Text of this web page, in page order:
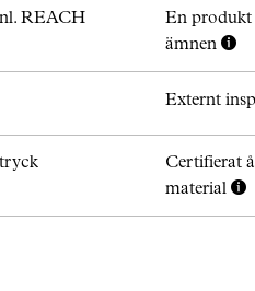
REACH
En produkt
ämnen
Externt
Certifierat
material